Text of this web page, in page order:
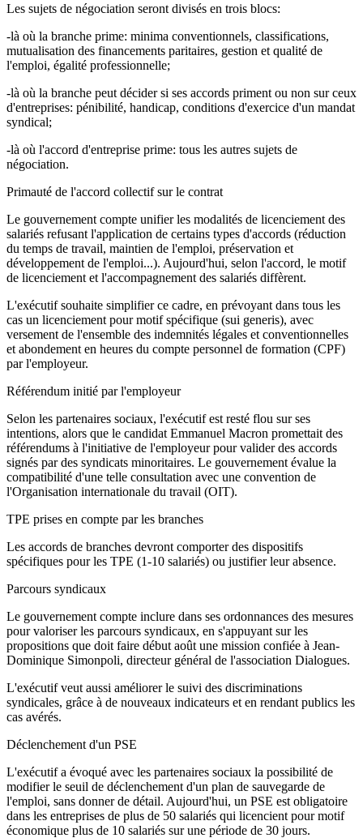
Les sujets de négociation seront divisés en trois blocs:
-là où la branche prime: minima conventionnels, classifications,
mutualisation des financements paritaires, gestion et qualité de
l'emploi, égalité professionnelle;
-là où la branche peut décider si ses accords priment ou non sur ceux
d'entreprises: pénibilité, handicap, conditions d'exercice d'un mandat
syndical;
-là où l'accord d'entreprise prime: tous les autres sujets de
négociation.
Primauté de l'accord collectif sur le contrat
Le gouvernement compte unifier les modalités de licenciement des
salariés refusant l'application de certains types d'accords (réduction
du temps de travail, maintien de l'emploi, préservation et
développement de l'emploi...). Aujourd'hui, selon l'accord, le motif
de licenciement et l'accompagnement des salariés diffèrent.
L'exécutif souhaite simplifier ce cadre, en prévoyant dans tous les
cas un licenciement pour motif spécifique (sui generis), avec
versement de l'ensemble des indemnités légales et conventionnelles
et abondement en heures du compte personnel de formation (CPF)
par l'employeur.
Référendum initié par l'employeur
Selon les partenaires sociaux, l'exécutif est resté flou sur ses
intentions, alors que le candidat Emmanuel Macron promettait des
référendums à l'initiative de l'employeur pour valider des accords
signés par des syndicats minoritaires. Le gouvernement évalue la
compatibilité d'une telle consultation avec une convention de
l'Organisation internationale du travail (OIT).
TPE prises en compte par les branches
Les accords de branches devront comporter des dispositifs
spécifiques pour les TPE (1-10 salariés) ou justifier leur absence.
Parcours syndicaux
Le gouvernement compte inclure dans ses ordonnances des mesures
pour valoriser les parcours syndicaux, en s'appuyant sur les
propositions que doit faire début août une mission confiée à Jean-
Dominique Simonpoli, directeur général de l'association Dialogues.
L'exécutif veut aussi améliorer le suivi des discriminations
syndicales, grâce à de nouveaux indicateurs et en rendant publics les
cas avérés.
Déclenchement d'un PSE
L'exécutif a évoqué avec les partenaires sociaux la possibilité de
modifier le seuil de déclenchement d'un plan de sauvegarde de
l'emploi, sans donner de détail. Aujourd'hui, un PSE est obligatoire
dans les entreprises de plus de 50 salariés qui licencient pour motif
économique plus de 10 salariés sur une période de 30 jours.